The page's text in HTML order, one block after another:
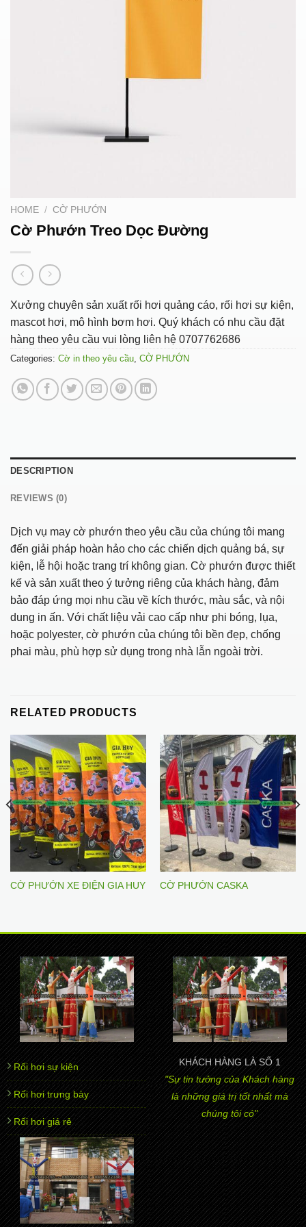
HOME / CỜ PHƯỚN
Cờ Phướn Treo Dọc Đường
Xưởng chuyên sản xuất rối hơi quảng cáo, rối hơi sự kiện,
mascot hơi, mô hình bơm hơi. Quý khách có nhu cầu đặt
hàng theo yêu cầu vui lòng liên hệ 0707762686
Categories: Cờ in theo yêu cầu, CỜ PHƯỚN
DESCRIPTION
REVIEWS (0)
Dịch vụ may cờ phướn theo yêu cầu của chúng tôi mang
đến giải pháp hoàn hảo cho các chiến dịch quảng bá, sự
kiện, lễ hội hoặc trang trí không gian. Cờ phướn được thiết
kế và sản xuất theo ý tưởng riêng của khách hàng, đảm
bảo đáp ứng mọi nhu cầu về kích thước, màu sắc, và nội
dung in ấn. Với chất liệu vải cao cấp như phi bóng, lụa,
hoặc polyester, cờ phướn của chúng tôi bền đẹp, chống
phai màu, phù hợp sử dụng trong nhà lẫn ngoài trời.
RELATED PRODUCTS
CỜ PHƯỚN XE ĐIỆN GIA HUY CỜ PHƯỚN CASKA
Rối hơi sự kiện
Rối hơi trưng bày
Rối hơi giá rẻ
KHÁCH HÀNG LÀ SỐ 1
"Sự tin tưởng của Khách hàng
là những giá trị tốt nhất mà
chúng tôi có"